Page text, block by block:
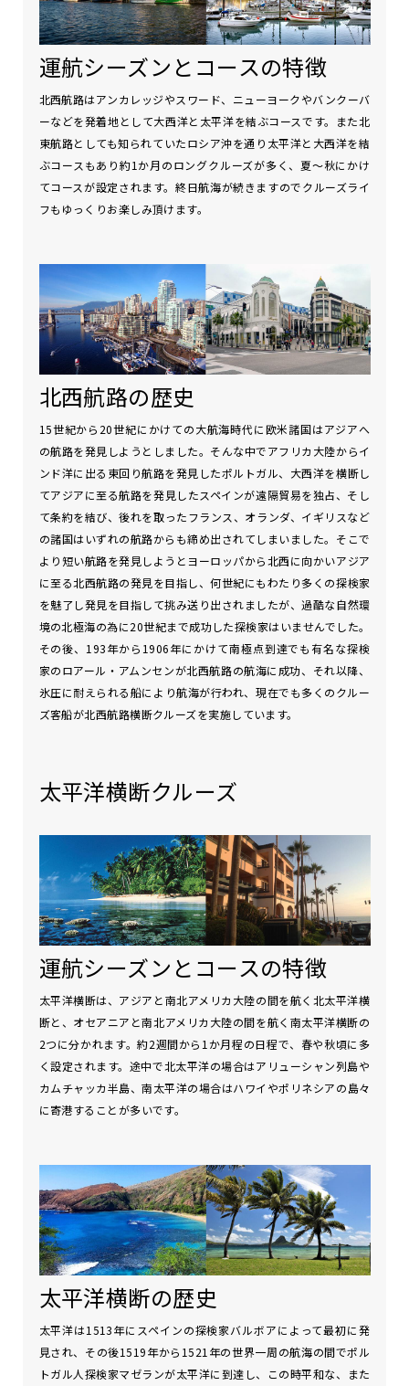
運航シーズンとコースの特徴
北西航路はアンカレッジやスワード、ニューヨークやバンクーバ
ーなどを発着地として大西洋と太平洋を結ぶコースです。また北
東航路としても知られていたロシア沖を通り太平洋と大西洋を結
ぶコースもあり約1か月のロングクルーズが多く、夏～秋にかけ
てコースが設定されます。終日航海が続きますのでクルーズライ
フもゆっくりお楽しみ頂けます。
北西航路の歴史
15世紀から20世紀にかけての大航海時代に欧米諸国はアジアへ
の航路を発見しようとしました。そんな中でアフリカ大陸からイ
ンド洋に出る東回り航路を発見したポルトガル、大西洋を横断し
てアジアに至る航路を発見したスペインが遠隔貿易を独占、そし
て条約を結び、後れを取ったフランス、オランダ、イギリスなど
の諸国はいずれの航路からも締め出されてしまいました。そこで
より短い航路を発見しようとヨーロッパから北西に向かいアジア
に至る北西航路の発見を目指し、何世紀にもわたり多くの探検家
を魅了し発見を目指して挑み送り出されましたが、過酷な自然環
境の北極海の為に20世紀まで成功した探検家はいませんでした。
その後、193年から1906年にかけて南極点到達でも有名な探検
家のロアール・アムンセンが北西航路の航海に成功、それ以降、
氷圧に耐えられる船により航海が行われ、現在でも多くのクルー
ズ客船が北西航路横断クルーズを実施しています。
太平洋横断クルーズ
運航シーズンとコースの特徴
太平洋横断は、アジアと南北アメリカ大陸の間を航く北太平洋横
断と、オセアニアと南北アメリカ大陸の間を航く南太平洋横断の
2つに分かれます。約2週間から1か月程の日程で、春や秋頃に多
く設定されます。途中で北太平洋の場合はアリューシャン列島や
カムチャッカ半島、南太平洋の場合はハワイやポリネシアの島々
に寄港することが多いです。
太平洋横断の歴史
太平洋は1513年にスペインの探検家バルボアによって最初に発
見され、その後1519年から1521年の世界一周の航海の間でポル
トガル人探検家マゼランが太平洋に到達し、この時平和な、また